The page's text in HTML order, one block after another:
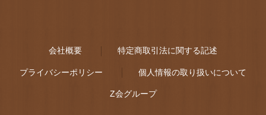
会社概要 特定商取引法に関する記述
プライバシーポリシー 個人情報の取り扱いについて
Z会グループ